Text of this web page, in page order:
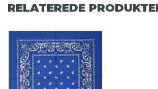
RELATEREDE